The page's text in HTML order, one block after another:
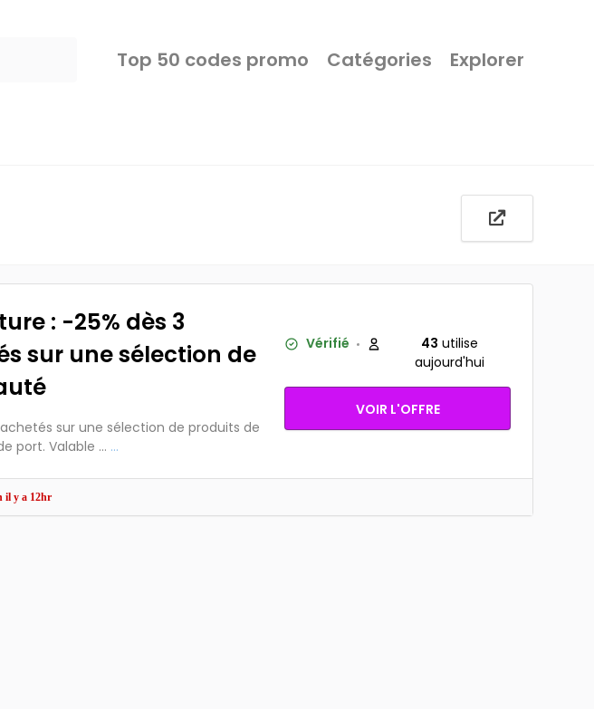
Top 50 codes promo Catégories Explorer
: -25% dès 3
sur une sélection de
sur une sélection de produits de
port. Valable ... ...
Vérifié 43 utilise
aujourd'hui
VOIR L'OFFRE
il y a 12hr